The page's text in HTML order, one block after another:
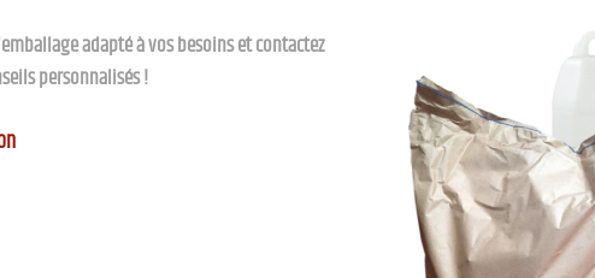
adapté à vos besoins et contactez
personnalisés !